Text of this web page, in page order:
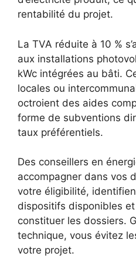
rentabilité du projet.
La TVA réduite à 10 %
aux installations
kWc intégrées au bâti.
locales ou
octroient des aides
forme de subventions
taux préférentiels.
Des conseillers en
accompagner dans vos
votre éligibilité,
dispositifs disponibles
constituer les dossiers.
technique, vous évitez
votre projet.